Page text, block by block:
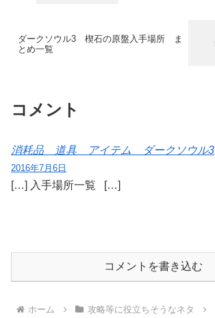
ダークソウル3 楔石の原盤入手場所 ま
とめ一覧
コメント
消耗品 道具 アイテム ダークソウル3
2016年7月6日
[…] 入手場所一覧 […]
コメントを書き込む
ホーム 攻略等に役立ちそうなネタ